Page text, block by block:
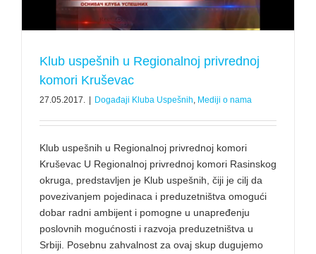
Klub uspešnih u Regionalnoj privrednoj
komori Kruševac
27.05.2017. | Događaji Kluba Uspešnih Mediji o nama
Klub uspešnih u Regionalnoj privrednoj komori
Kruševac U Regionalnoj privrednoj komori Rasinskog
okruga, predstavljen je Klub uspešnih, čiji je cilj da
povezivanjem pojedinaca i preduzetništva omogući
dobar radni ambijent i pomogne u unapređenju
poslovnih mogućnosti i razvoja preduzetništva u
Srbiji. Posebnu zahvalnost za ovaj skup dugujemo